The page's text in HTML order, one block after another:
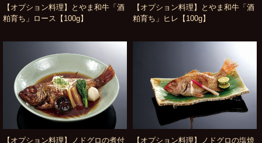
【オプション料理】とやま和牛「酒
粕育ち」ロース【100g】
【オプション料理】とやま和牛「酒
粕育ち」ヒレ【100g】
【オプション料理】ノドグロの煮付
【オプション料理】ノドグロの塩焼